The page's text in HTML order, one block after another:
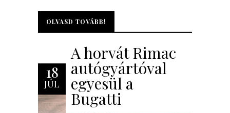
OLVASD TOVÁBB!
OLVASD TOVÁBB!
18
JÚL
A horvát Rimac
autógyártóval
egyesül a
Bugatti